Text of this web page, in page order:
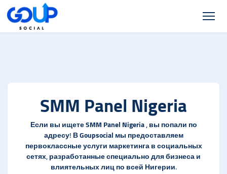
SMM Panel Nigeria
Если вы ищетеSMM Panel Nigeria, вы попали по
адресу! ВGoupsocialмы предоставляем
первоклассные услуги маркетинга в социальных
сетях, разработанные специально для бизнеса и
влиятельных лиц по всей Нигерии.